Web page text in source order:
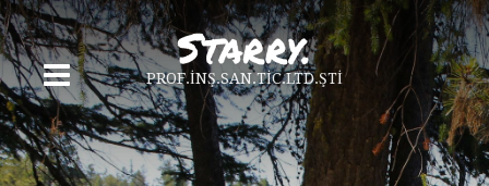
PROF.İNŞ.SAN.TİC.LTD.ŞTİ